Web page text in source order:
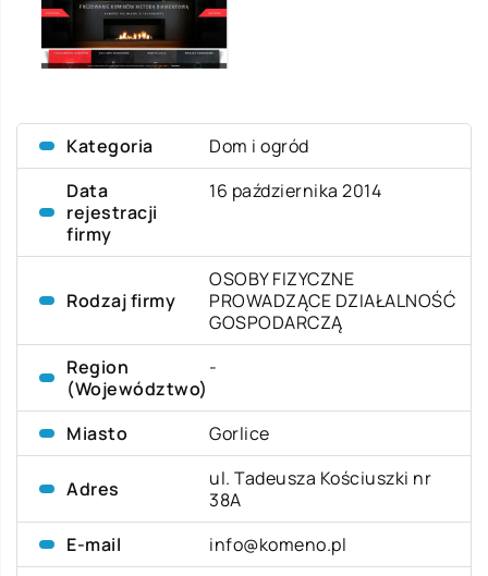
Kategoria
Dom i ogród
Data
rejestracji
firmy
16 października 2014
Rodzaj firmy
OSOBY FIZYCZNE
PROWADZĄCE DZIAŁALNOŚĆ
GOSPODARCZĄ
Region
(Województwo)
-
Miasto Gorlice
Adres
ul. Tadeusza Kościuszki nr
38A
E-mail
info@komeno.pl